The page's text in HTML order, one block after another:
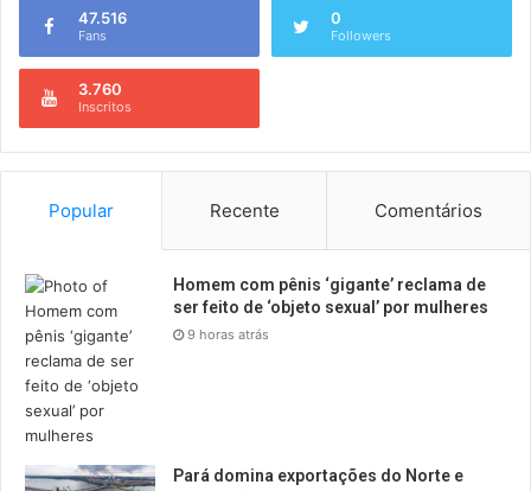
47.516
Fans
0
Followers
3.760
Inscritos
Popular Recente Comentários
Homem com pênis ‘gigante’ reclama de
ser feito de ‘objeto sexual’ por mulheres
9 horas atrás
Pará domina exportações do Norte e